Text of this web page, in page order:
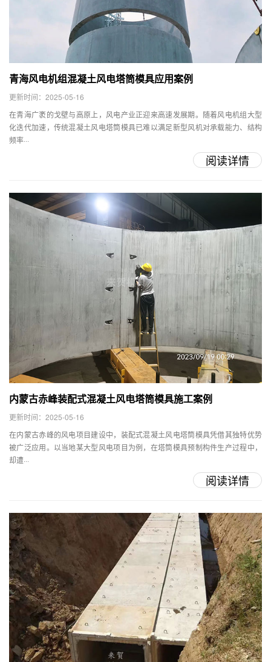
青海风电机组混凝土风电塔筒模具应用案例
更新时间：2025-05-16
在青海广袤的戈壁与高原上，风电产业正迎来高速发展期。随着风电机组大型
化迭代加速，传统混凝土风电塔筒模具已难以满足新型风机对承载能力、结构
频率···
阅读详情
内蒙古赤峰装配式混凝土风电塔筒模具施工案例
更新时间：2025-05-16
在内蒙古赤峰的风电项目建设中，装配式混凝土风电塔筒模具凭借其独特优势
被广泛应用。以当地某大型风电项目为例，在塔筒模具预制构件生产过程中，
却遭···
阅读详情